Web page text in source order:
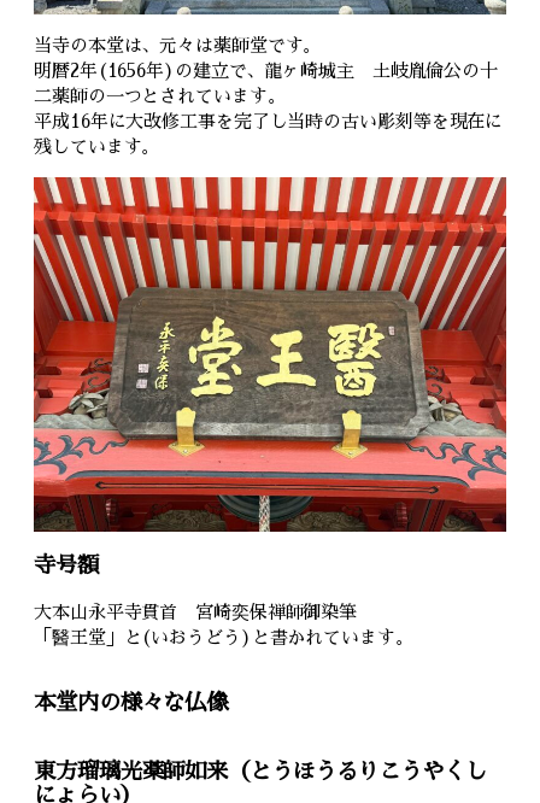
当寺の本堂は、元々は薬師堂です。
明暦2年(1656年)の建立で、龍ヶ崎城主 土岐胤倫公の十
二薬師の一つとされています。
平成16年に大改修工事を完了し当時の古い彫刻等を現在に
残しています。
寺号額
大本山永平寺貫首 宮崎奕保禅師御染筆
「醫王堂」と(いおうどう)と書かれています。
本堂内の様々な仏像
東方瑠璃光薬師如来（とうほうるりこうやくし
にょらい）